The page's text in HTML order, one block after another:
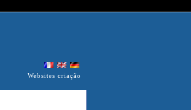
Websites criação